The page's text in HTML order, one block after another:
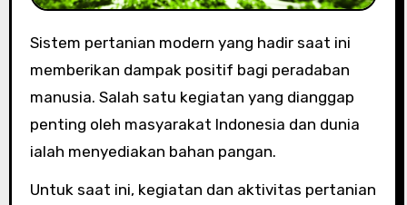
Sistem pertanian modern yang hadir saat ini
memberikan dampak positif bagi peradaban
manusia. Salah satu kegiatan yang dianggap
penting oleh masyarakat Indonesia dan dunia
ialah menyediakan bahan pangan.
Untuk saat ini, kegiatan dan aktivitas pertanian